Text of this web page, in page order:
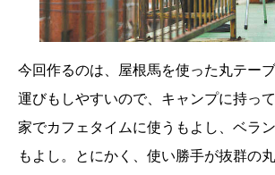
今回作るのは、屋根馬を使った丸テー
運びもしやすいので、キャンプに持っ
家でカフェタイムに使うもよし、ベラ
もよし。とにかく、使い勝手が抜群の